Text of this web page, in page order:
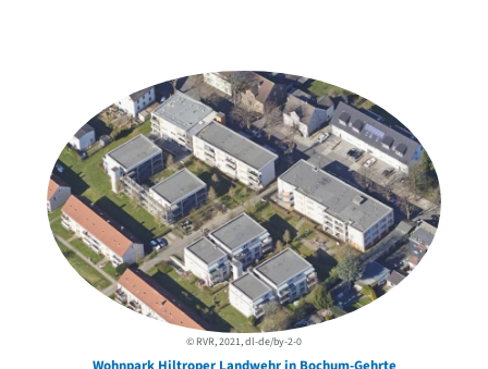
© RVR, 2021, dl-de/by-2-0